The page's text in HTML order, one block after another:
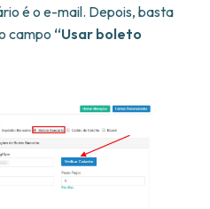
é o e-mail. Depois, basta
campo “Usar boleto